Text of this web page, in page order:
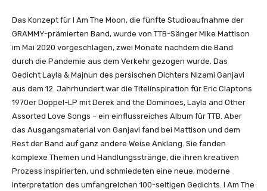
v
o
n
Y
o
u
T
u
b
e
a
n
z
Das Konzept für I Am The Moon, die fünfte Studioaufnahme der
GRAMMY-prämierten Band, wurde von TTB-Sänger Mike Mattison
im Mai 2020 vorgeschlagen, zwei Monate nachdem die Band
durch die Pandemie aus dem Verkehr gezogen wurde. Das
Gedicht Layla & Majnun des persischen Dichters Nizami Ganjavi
aus dem 12. Jahrhundert war die Titelinspiration für Eric Claptons
1970er Doppel-LP mit Derek and the Dominoes, Layla and Other
Assorted Love Songs – ein einflussreiches Album für TTB. Aber
das Ausgangsmaterial von Ganjavi fand bei Mattison und dem
Rest der Band auf ganz andere Weise Anklang. Sie fanden
komplexe Themen und Handlungsstränge, die ihren kreativen
Prozess inspirierten, und schmiedeten eine neue, moderne
Interpretation des umfangreichen 100-seitigen Gedichts. I Am The